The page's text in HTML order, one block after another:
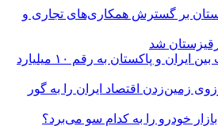
بر گسترش همکاری‌های تجاری و
شد
افزایش حجم تجارت بین ایران و پاکستان به رقم ۱۰ میلیارد
زمین‌زدن اقتصاد ایران را به گور
خودرو را به کدام سو می‌برد؟